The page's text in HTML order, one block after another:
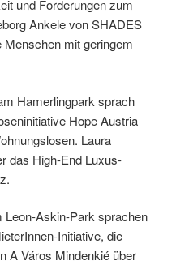
und Forderungen zum
Ankele von SHADES
mit geringem
Hamerlingpark sprach
Hope Austria
Laura
das High-End Luxus-
Leon-Askin-Park sprachen
Initiative, die
A Város Mindenkié über